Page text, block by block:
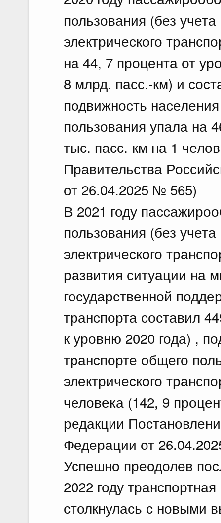
пользования (без
электрического
на 44, 7 процента от
8 млрд. пасс.-км) и
подвижность
пользования упала на
тыс. пасс.-км на 1
Правительства
от 26.04.2025 № 565)
В 2021 году
пользования (без
электрического
развития ситуации на
государственной
транспорта составил
к уровню 2020 года) ,
транспорте общего
электрического
человека (142, 9
редакции
Федерации от
Успешно преодолев
2022 году
столкнулась с новыми